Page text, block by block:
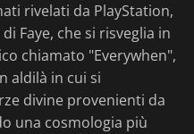
rivelati da PlayStation,
Faye, che si risveglia in
chiamato "Everywhen",
aldilà in cui si
divine provenienti da
una cosmologia più